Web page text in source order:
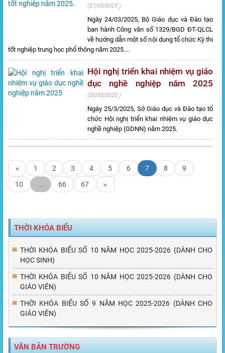
27/03/2025
Ngày 24/03/2025, Bộ Giáo dục và Đào tạo
ban hành Công văn số 1329/BGD ĐT-QLCL
về hướng dẫn một số nội dung tổ chức Kỳ thi
tốt nghiệp trung học phổ thông năm 2025....
Hội nghị triển khai nhiệm vụ giáo
dục nghề nghiệp năm 2025
26/03/2025
Ngày 25/3/2025, Sở Giáo dục và Đào tạo tổ
chức Hội nghị triển khai nhiệm vụ giáo dục
nghề nghiệp (GDNN) năm 2025.
« 1 2 3 4 5 6 7 8
9
10
... 66 67 »
THỜI KHÓA BIỂU
THỜI KHÓA BIỂU SỐ 10 NĂM HỌC 2025-2026 (DÀNH CHO
HỌC SINH)
THỜI KHÓA BIỂU SỐ 10 NĂM HỌC 2025-2026 (DÀNH CHO
GIÁO VIÊN)
THỜI KHÓA BIỂU SỐ 9 NĂM HỌC 2025-2026 (DÀNH CHO
GIÁO VIÊN)
VĂN BẢN TRƯỜNG